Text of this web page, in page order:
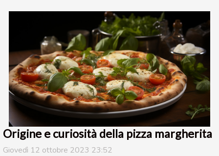
Origine e curiosità della pizza margherita
Giovedì 12 ottobre 2023 23:52